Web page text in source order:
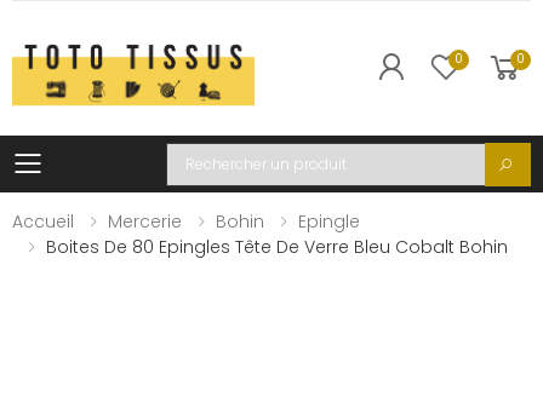
0 0
Toggle mobile menu
Recherche
Accueil
Mercerie Bohin
Epingle
Boites De 80 Epingles Tête De Verre Bleu Cobalt Bohin